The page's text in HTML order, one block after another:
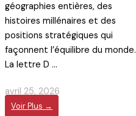
géographies entières, des
histoires millénaires et des
positions stratégiques qui
façonnent l’équilibre du monde.
La lettre D ...
avril 25, 2026
Voir Plus →